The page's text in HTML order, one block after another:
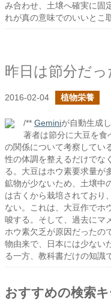
み合わせ、土壌へ確実に固
れが真の意味でのいいとこ
2016-02-04 植物栄養
/** Geminiが自動生成
著者は節分に大豆を食
の関係について考察してい
性の体調を整えるだけでな
る。大豆はホウ素要求量が
鉱物が少ないため、土壌中
は古くから栽培されており
ない。これは、大豆作でホ
唆する。そして、過去にマ
ホウ素欠乏が原因だったの
物由来で、日本には少ない
る一方、教科書だけの知識
おすすめの検索